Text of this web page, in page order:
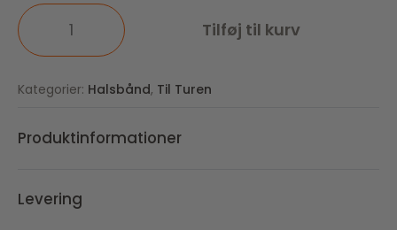
Tilføj til kurv
Kategorier: Halsbånd, Til Turen
Produktinformationer
Levering